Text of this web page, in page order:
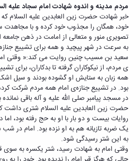
مردم مدینه و اندوه شهادت امام سجاد علیه
خبر شهادت حضرت زین العابدین علیه السلام که
خود، همگان را مجذوب خود کرده و با مجاهدت
تصویری منور و متعالی از امامت در ذهن جامعه
به سرعت در شهر پیچید و همه برای تشییع
سعید بن مسیب چنین روایت می کند:« وقتی
ی مردم، از نیکوکاران گرفته تا بدکاران، برای
همه زبان به ستایش او گشوده بودند و سیل
بود. در تشییع جنازه‌ی امام همه مردم شرکت
در مسجد پیامبر صلی الله علیه و آله باقی نمانده
حضرت زین العابدین علیه السلام شتری داشت
روایات بیست و دو بار با او به حج رفته بود،
یک ضربه تازیانه هم به او نزده بود. امام در
به این شتر رسیدگی شود.
وقتی امام به شهادت رسید، شتر یکسره به سوی